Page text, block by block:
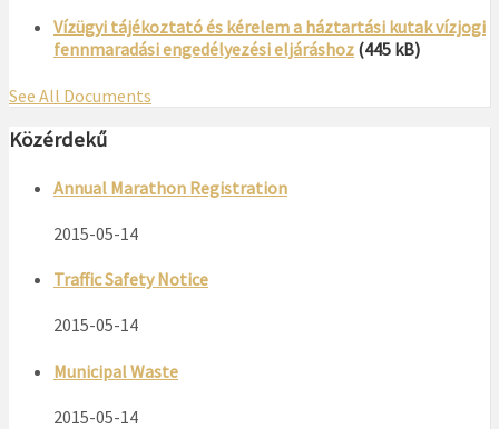
Vízügyi tájékoztató és kérelem a háztartási kutak vízjogi
fennmaradási engedélyezési eljáráshoz (445 kB)
See All Documents
Közérdekű
Annual Marathon Registration
2015-05-14
Traffic Safety Notice
2015-05-14
Municipal Waste
2015-05-14